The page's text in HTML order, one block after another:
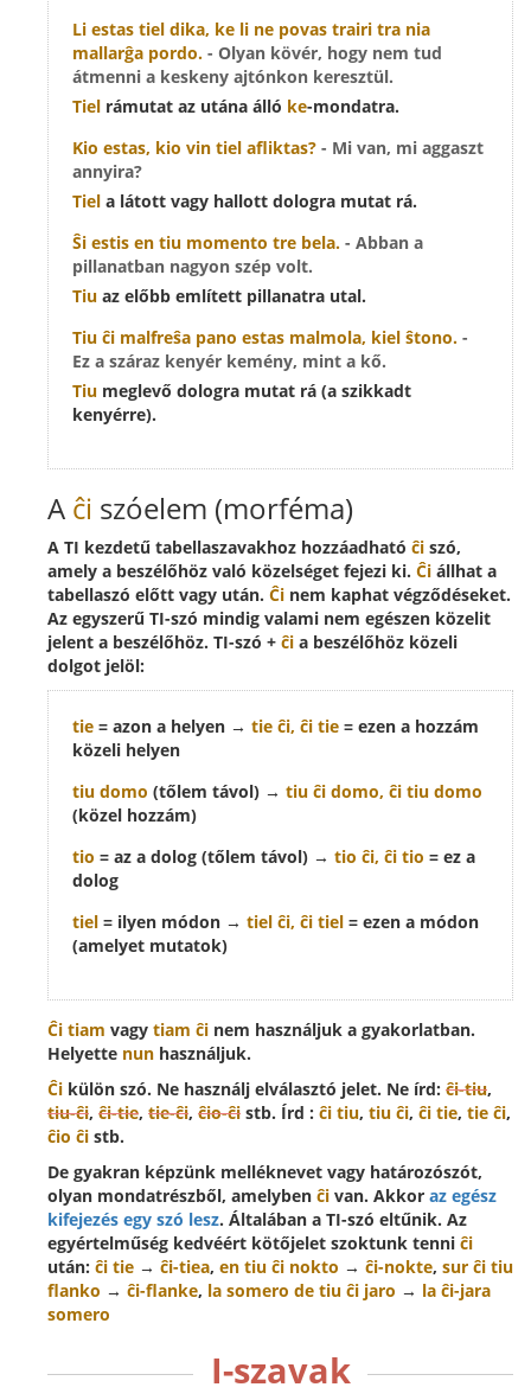
Li estas tiel dika, ke li ne povas trairi tra nia
mallarĝa pordo. - Olyan kövér, hogy nem tud
átmenni a keskeny ajtónkon keresztül.
Tiel rámutat az utána álló ke-mondatra.
Kio estas, kio vin tiel afliktas? - Mi van, mi aggaszt
annyira?
Tiel a látott vagy hallott dologra mutat rá.
Ŝi estis en tiu momento tre bela. - Abban a
pillanatban nagyon szép volt.
Tiu az előbb említett pillanatra utal.
Tiu ĉi malfreŝa pano estas malmola, kiel ŝtono. -
Ez a száraz kenyér kemény, mint a kő.
Tiu meglevő dologra mutat rá (a szikkadt
kenyérre).
A ĉi szóelem (morféma)
A TI kezdetű tabellaszavakhoz hozzáadható ĉi szó,
amely a beszélőhöz való közelséget fejezi ki. Ĉi állhat a
tabellaszó előtt vagy után. Ĉi nem kaphat végződéseket.
Az egyszerű TI-szó mindig valami nem egészen közelit
jelent a beszélőhöz. TI-szó + ĉi a beszélőhöz közeli
dolgot jelöl:
tie = azon a helyen → tie ĉi, ĉi tie = ezen a hozzám
közeli helyen
tiu domo (tőlem távol) → tiu ĉi domo, ĉi tiu domo
(közel hozzám)
tio = az a dolog (tőlem távol) → tio ĉi, ĉi tio = ez a
dolog
tiel = ilyen módon → tiel ĉi, ĉi tiel = ezen a módon
(amelyet mutatok)
Ĉi tiam vagy tiam ĉi nem használjuk a gyakorlatban.
Helyette nun használjuk.
Ĉi külön szó. Ne használj elválasztó jelet. Ne írd: ĉi-tiu,
tiu-ĉi, ĉi-tie, tie-ĉi, ĉio-ĉi stb. Írd : ĉi tiu, tiu ĉi, ĉi tie, tie ĉi,
ĉio ĉi stb.
De gyakran képzünk melléknevet vagy határozószót,
olyan mondatrészből, amelyben ĉi van. Akkor az egész
kifejezés egy szó lesz. Általában a TI-szó eltűnik. Az
egyértelműség kedvéért kötőjelet szoktunk tenni ĉi
után: ĉi tie → ĉi-tiea, en tiu ĉi nokto → ĉi-nokte, sur ĉi tiu
flanko → ĉi-flanke, la somero de tiu ĉi jaro → la ĉi-jara
somero
I-szavak